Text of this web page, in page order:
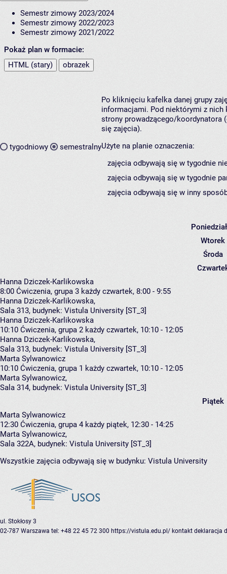
Semestr zimowy 2023/2024
Semestr zimowy 2022/2023
Semestr zimowy 2021/2022
Pokaż plan w formacie:
HTML (stary)
obrazek
tygodniowy semestralny
Po kliknięciu kafelka danej grupy
informacjami. Pod niektórymi z nich
strony prowadzącego/koordynatora
się zajęcia).
Użyte na planie oznaczenia:
zajęcia odbywają się w tygodnie
zajęcia odbywają się w tygodnie
zajęcia odbywają się w inny
Wtorek
Środa
Hanna Dziczek-Karlikowska
8:00 Ćwiczenia, grupa 3 każdy czwartek, 8:00 - 9:55
Hanna Dziczek-Karlikowska,
Sala 313, budynek: Vistula University [ST_3]
Hanna Dziczek-Karlikowska
10:10 Ćwiczenia, grupa 2 każdy czwartek, 10:10 - 12:05
Hanna Dziczek-Karlikowska,
Sala 313, budynek: Vistula University [ST_3]
Marta Sylwanowicz
10:10 Ćwiczenia, grupa 1 każdy czwartek, 10:10 - 12:05
Marta Sylwanowicz,
Sala 314, budynek: Vistula University [ST_3]
Piątek
Marta Sylwanowicz
12:30 Ćwiczenia, grupa 4 każdy piątek, 12:30 - 14:25
Marta Sylwanowicz,
Sala 322A, budynek: Vistula University [ST_3]
Wszystkie zajęcia odbywają się w budynku: Vistula University
ul. Stokłosy 3
02-787 Warszawa tel: +48 22 45 72 300 https://vistula.edu.pl/ kontakt deklaracja